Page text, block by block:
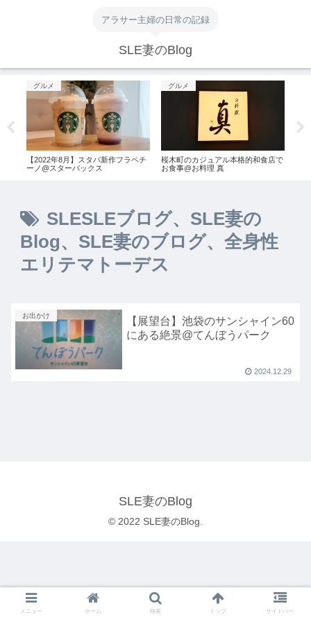
アラサー主婦の日常の記録
SLE妻のBlog
グルメ
【2022年8月】スタバ新作フラペチ
ーノ@スターバックス
グルメ
桜木町のカジュアル本格的和食店で
お食事@お料理 真
SLESLEブログ、SLE妻の
Blog、SLE妻のブログ、全身性
エリテマトーデス
お出かけ
【展望台】池袋のサンシャイン60
にある絶景@てんぼうパーク
2024.12.29
SLE妻のBlog
© 2022 SLE妻のBlog.
メニュー ホーム 検索 トップ サイドバー